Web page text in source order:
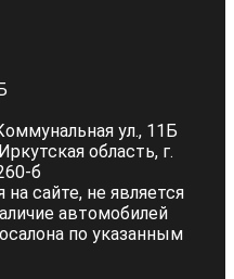
ул., 11Б
область, г.
б
сайте, не является
автомобилей
по указанным